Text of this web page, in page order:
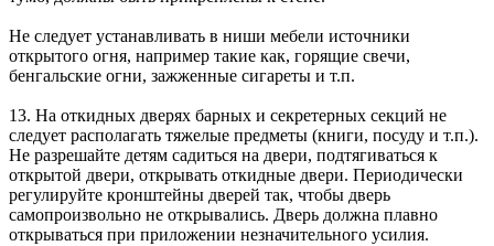
Не следует устанавливать в ниши мебели источники
открытого огня, например такие как, горящие свечи,
бенгальские огни, зажженные сигареты и т.п.
13. На откидных дверях барных и секретерных секций не
следует располагать тяжелые предметы (книги, посуду и т.п.).
Не разрешайте детям садиться на двери, подтягиваться к
открытой двери, открывать откидные двери. Периодически
регулируйте кронштейны дверей так, чтобы дверь
самопроизвольно не открывались. Дверь должна плавно
открываться при приложении незначительного усилия.